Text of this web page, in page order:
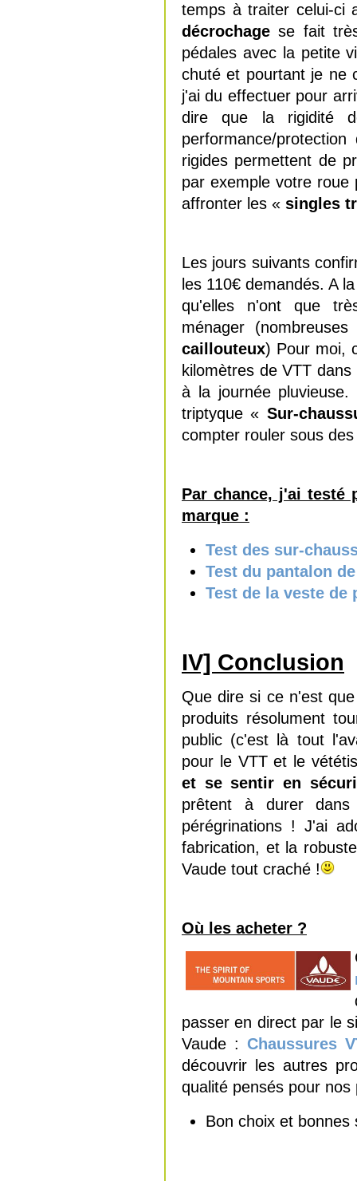
temps à traiter celui-ci
décrochage se fait
pédales avec la petite
chuté et pourtant je ne
j'ai du effectuer pour
dire que la rigidité
performance/
rigides permettent de
par exemple votre
affronter les « singles
Les jours suivants
les 110€ demandés. A
qu'elles n'ont que
ménager
caillouteux) Pour moi,
kilomètres de VTT
à la journée
triptyque « Sur-
compter rouler sous
Par chance, j'ai testé
marque :
Test des sur-
Test du pantalon
Test de la veste de
IV] Conclusion
Que dire si ce n'est
produits résolument
public (c'est là tout
pour le VTT et le
et se sentir en
prêtent à durer
pérégrinations ! J'ai
fabrication, et la
Vaude tout craché !
Où les acheter ?
passer en direct par le
Vaude : Chaussures
découvrir les autres
qualité pensés pour nos
Bon choix et bonnes